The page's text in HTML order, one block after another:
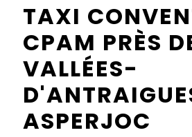
TAXI
CPAM PRÈS
VALLÉES-
ASPERJOC